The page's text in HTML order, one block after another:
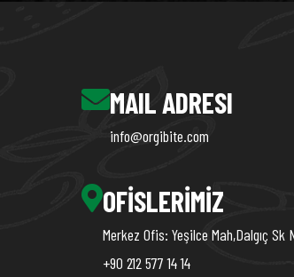
MAIL ADRESI
info@orgibite.com
OFISLERIMIZ
Merkez Ofis: Yeşilce Mah,Dalgıç
+90 212 577 14 14